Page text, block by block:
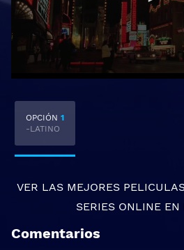
OPCIÓN 1
-LATINO
VER LAS MEJORES
SERIES ONLINE EN
Comentarios